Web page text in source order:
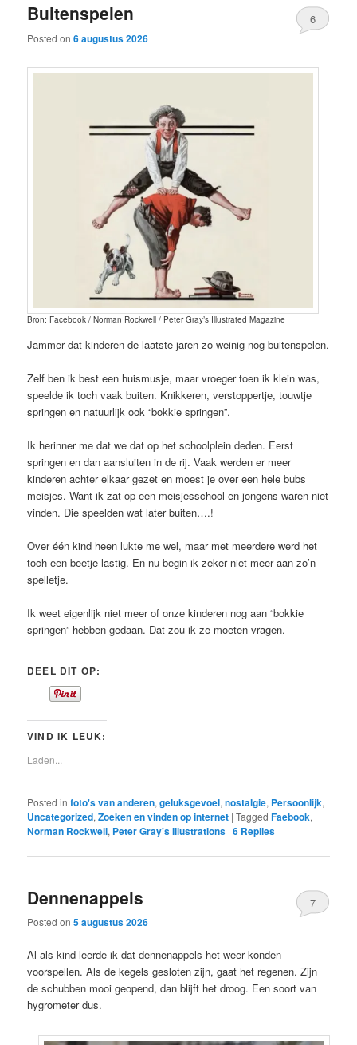
Buitenspelen
Posted on6 augustus 2026
6
Bron: Facebook / Norman Rockwell / Peter Gray’s Illustrated Magazine
Jammer dat kinderen de laatste jaren zo weinig nog buitenspelen.
Zelf ben ik best een huismusje, maar vroeger toen ik klein was,
speelde ik toch vaak buiten. Knikkeren, verstoppertje, touwtje
springen en natuurlijk ook “bokkie springen”.
Ik herinner me dat we dat op het schoolplein deden. Eerst
springen en dan aansluiten in de rij. Vaak werden er meer
kinderen achter elkaar gezet en moest je over een hele bubs
meisjes. Want ik zat op een meisjesschool en jongens waren niet
vinden. Die speelden wat later buiten….!
Over één kind heen lukte me wel, maar met meerdere werd het
toch een beetje lastig. En nu begin ik zeker niet meer aan zo’n
spelletje.
Ik weet eigenlijk niet meer of onze kinderen nog aan “bokkie
springen” hebben gedaan. Dat zou ik ze moeten vragen.
DEEL DIT OP:
VIND IK LEUK:
Laden...
Posted in foto's van anderen,geluksgevoel,nostalgie, Persoonlijk,
Uncategorized,Zoeken en vinden op internet |Tagged Faebook,
Norman Rockwell, Peter Gray's Illustrations |6 Replies
Dennenappels
Posted on5 augustus 2026
7
Al als kind leerde ik dat dennenappels het weer konden
voorspellen. Als de kegels gesloten zijn, gaat het regenen. Zijn
de schubben mooi geopend, dan blijft het droog. Een soort van
hygrometer dus.